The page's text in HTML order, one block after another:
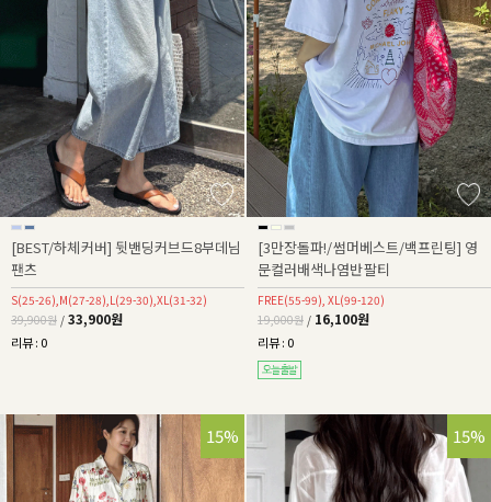
[BEST/하체커버] 뒷밴딩커브드8부데님
팬츠
S(25-26),M(27-28),L(29-30),XL(31-32)
39,900원 / 33,900원
리뷰 : 0
[3만장돌파!/썸머베스트/백프린팅] 영
문컬러배색나염반팔티
FREE(55-99), XL(99-120)
19,000원 / 16,100원
리뷰 : 0
22%
15% 15%